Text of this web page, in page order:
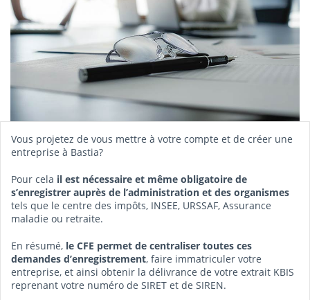
Vous projetez de vous mettre à votre compte et de créer une
entreprise à Bastia?
Pour cela il est nécessaire et même obligatoire de
s’enregistrer auprès de l’administration et des organismes
tels que le centre des impôts, INSEE, URSSAF, Assurance
maladie ou retraite.
En résumé, le CFE permet de centraliser toutes ces
demandes d’enregistrement, faire immatriculer votre
entreprise, et ainsi obtenir la délivrance de votre extrait KBIS
reprenant votre numéro de SIRET et de SIREN.